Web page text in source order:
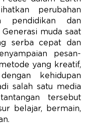
perubahan
pendidikan dan
muda saat
serba cepat dan
pesan-
yang kreatif,
kehidupan
salah satu media
tersebut
belajar, bermain,